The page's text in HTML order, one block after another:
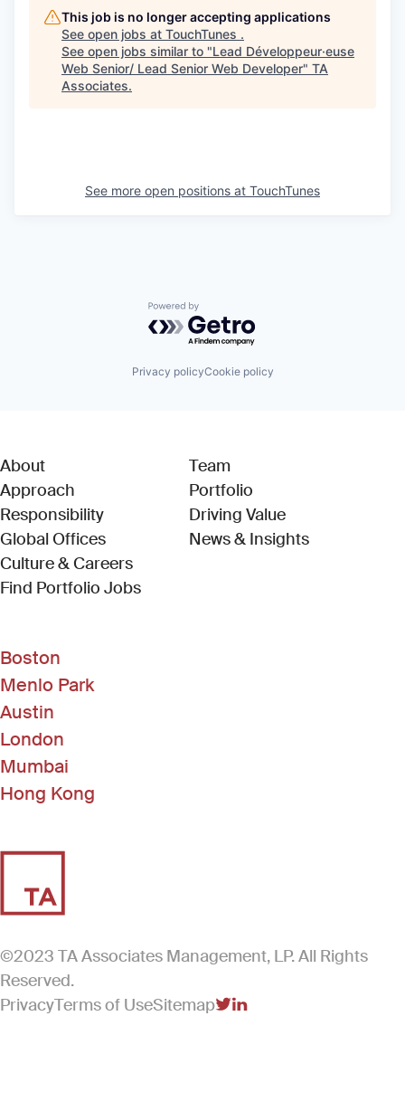
This job is no longer accepting applications
See open jobs at TouchTunes .
See open jobs similar to "Lead Développeur·euse
Web Senior/ Lead Senior Web Developer" TA
Associates.
See more open positions at TouchTunes
Powered by Getro.com
Privacy policyCookie policy
About
Approach
Responsibility
Global Offices
Culture & Careers
Find Portfolio Jobs(Link opens in new window)
Team
Portfolio
Driving Value
News & Insights
Boston
Menlo Park
Austin
London
Mumbai
Hong Kong
©2023 TA Associates Management, LP. All Rights
Reserved.
PrivacyTerms of UseSitemap